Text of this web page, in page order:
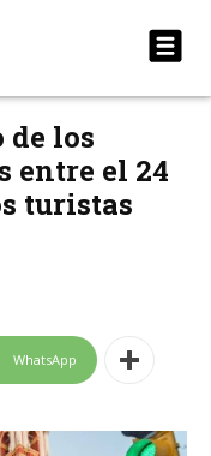
de los
entre el 24
turistas
WhatsApp